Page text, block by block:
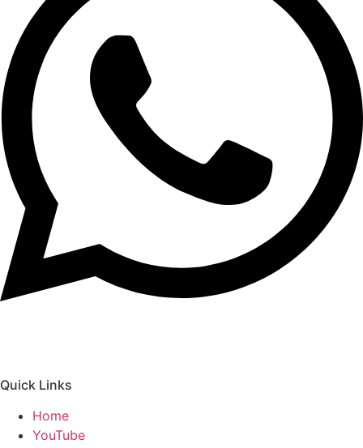
Quick Links
Home
YouTube